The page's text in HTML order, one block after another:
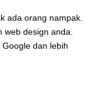
ada orang nampak.
design anda.
dan lebih